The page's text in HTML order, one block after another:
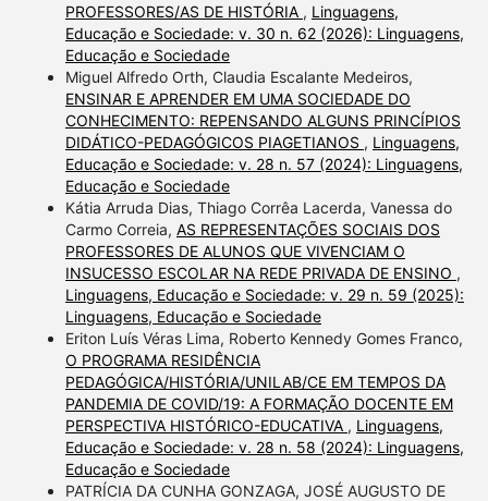
PROFESSORES/AS DE HISTÓRIA , Linguagens,
Educação e Sociedade: v. 30 n. 62 (2026): Linguagens,
Educação e Sociedade
Miguel Alfredo Orth, Claudia Escalante Medeiros,
ENSINAR E APRENDER EM UMA SOCIEDADE DO
CONHECIMENTO: REPENSANDO ALGUNS PRINCÍPIOS
DIDÁTICO-PEDAGÓGICOS PIAGETIANOS , Linguagens,
Educação e Sociedade: v. 28 n. 57 (2024): Linguagens,
Educação e Sociedade
Kátia Arruda Dias, Thiago Corrêa Lacerda, Vanessa do
Carmo Correia, AS REPRESENTAÇÕES SOCIAIS DOS
PROFESSORES DE ALUNOS QUE VIVENCIAM O
INSUCESSO ESCOLAR NA REDE PRIVADA DE ENSINO ,
Linguagens, Educação e Sociedade: v. 29 n. 59 (2025):
Linguagens, Educação e Sociedade
Eriton Luís Véras Lima, Roberto Kennedy Gomes Franco,
O PROGRAMA RESIDÊNCIA
PEDAGÓGICA/HISTÓRIA/UNILAB/CE EM TEMPOS DA
PANDEMIA DE COVID/19: A FORMAÇÃO DOCENTE EM
PERSPECTIVA HISTÓRICO-EDUCATIVA , Linguagens,
Educação e Sociedade: v. 28 n. 58 (2024): Linguagens,
Educação e Sociedade
PATRÍCIA DA CUNHA GONZAGA, JOSÉ AUGUSTO DE